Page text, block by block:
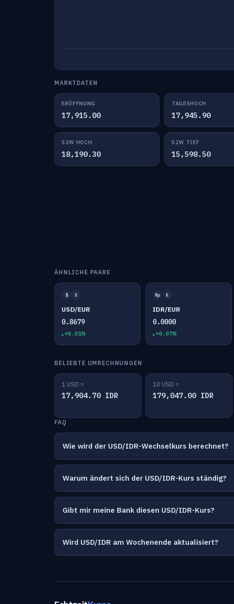
MARKTDATEN
ERÖFFNUNG
17,915.00
TAGESHOCH
17,945.90
52W HOCH
18,190.30
52W TIEF
15,598.50
ÄHNLICHE PAARE
$ €
USD/EUR
0.8679
+0.01%
Rp €
IDR/EUR
0.0000
+0.07%
BELIEBTE UMRECHNUNGEN
1 USD =
17,904.70 IDR
10 USD =
179,047.00 IDR
FAQ
Wie wird der USD/IDR-Wechselkurs berechnet?
Warum ändert sich der USD/IDR-Kurs ständig?
Gibt mir meine Bank diesen USD/IDR-Kurs?
Wird USD/IDR am Wochenende aktualisiert?